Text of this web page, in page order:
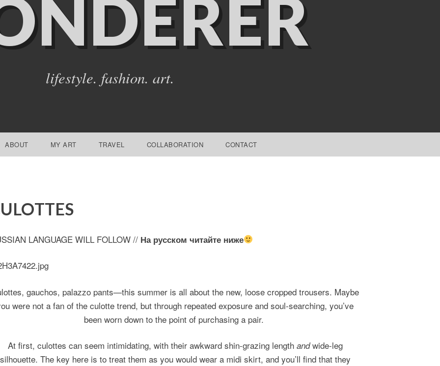
lifestyle. fashion. art.
ABOUT MY ART TRAVEL COLLABORATION CONTACT
LANGUAGE WILL FOLLOW // На русском читайте ниже
gauchos, palazzo pants—this summer is all about the new, loose cropped trousers. Maybe
were not a fan of the culotte trend, but through repeated exposure and soul-searching, you’ve
been worn down to the point of purchasing a pair.
At first, culottes can seem intimidating, with their awkward shin-grazing length andwide-leg
silhouette. The key here is to treat them as you would wear a midi skirt, and you’ll find that they